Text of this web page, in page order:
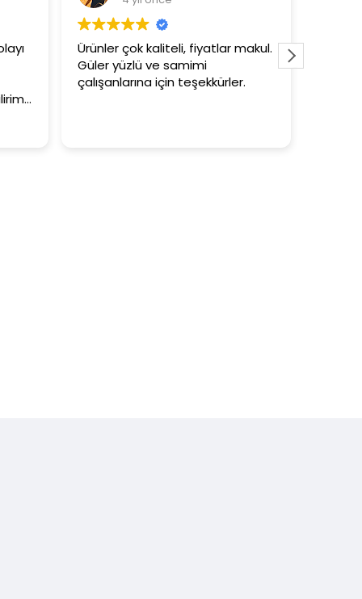
kaliteli, fiyatlar makul.
ve samimi
için teşekkürler.
3+1 evin kagidini kapataslak
tutar